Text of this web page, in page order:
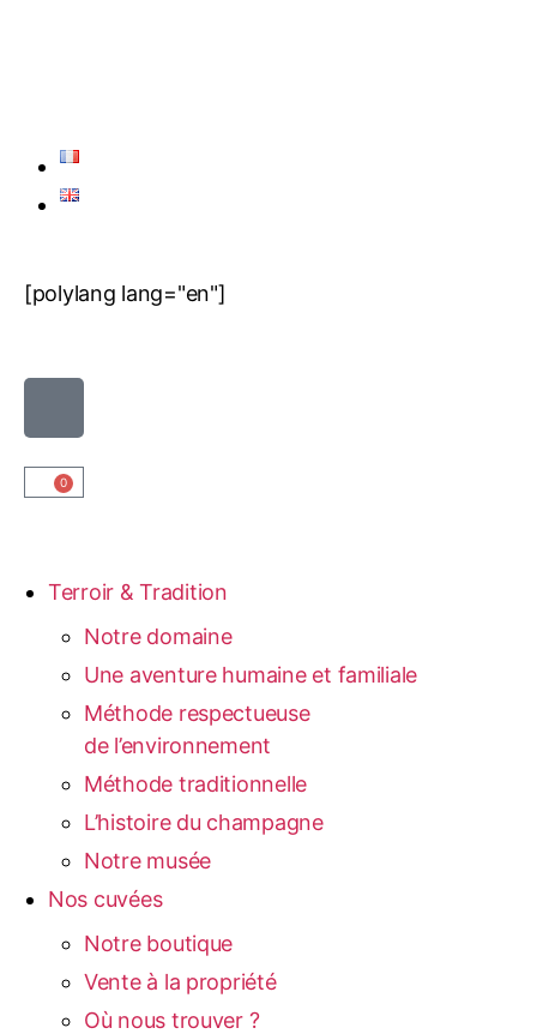
[polylang lang="en"]
0
Terroir & Tradition
Notre domaine
Une aventure humaine et familiale
Méthode respectueuse
de l’environnement
Méthode traditionnelle
L’histoire du champagne
Notre musée
Nos cuvées
Notre boutique
Vente à la propriété
Où nous trouver ?